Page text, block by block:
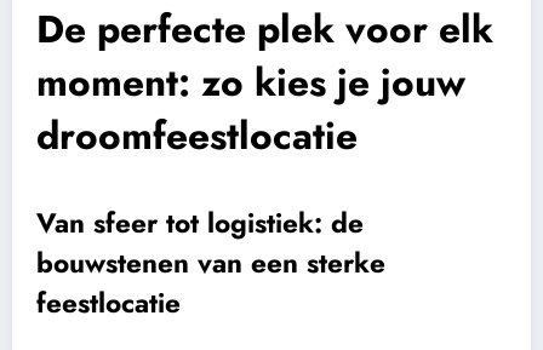
De perfecte plek voor elk
moment: zo kies je jouw
droomfeestlocatie
Van sfeer tot logistiek: de
bouwstenen van een sterke
feestlocatie